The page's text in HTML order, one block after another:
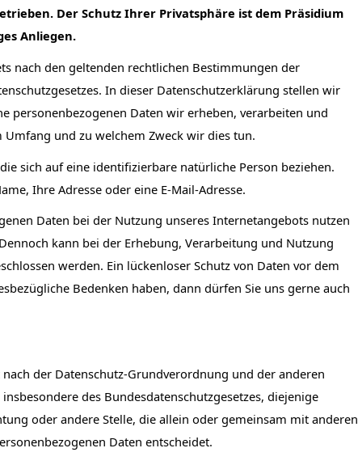
Der Schutz Ihrer Privatsphäre ist dem Präsidium
Anliegen.
nach den geltenden rechtlichen Bestimmungen der
In dieser Datenschutzerklärung stellen wir
personenbezogenen Daten wir erheben, verarbeiten und
und zu welchem Zweck wir dies tun.
sich auf eine identifizierbare natürliche Person beziehen.
Ihre Adresse oder eine E-Mail-Adresse.
Daten bei der Nutzung unseres Internetangebots nutzen
kann bei der Erhebung, Verarbeitung und Nutzung
werden. Ein lückenloser Schutz von Daten vor dem
Bedenken haben, dann dürfen Sie uns gerne auch
der Datenschutz-Grundverordnung und der anderen
des Bundesdatenschutzgesetzes, diejenige
oder andere Stelle, die allein oder gemeinsam mit anderen
Daten entscheidet.